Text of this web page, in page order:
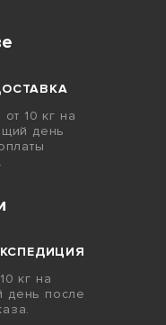
10 кг на
день
кг на
день после